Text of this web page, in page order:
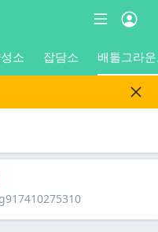
소 잡담소 배틀그라